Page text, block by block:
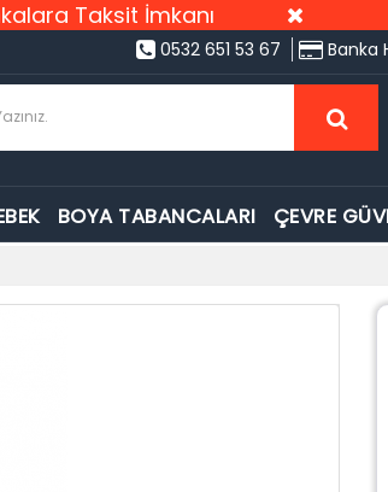
Taksit İmkanı
0532 651 53 67 Banka
BOYA TABANCALARI ÇEVRE